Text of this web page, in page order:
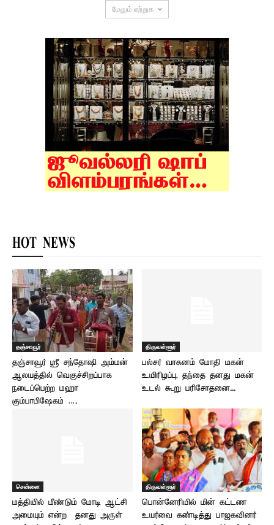
மேலும் ஏற்றுக
HOT NEWS
தஞ்சாவூர்
தஞ்சாவூர் ஸ்ரீ சந்தோஷி அம்மன்
ஆலயத்தில் வெகுச்சிறப்பாக
நடைப்பெற்ற மஹா
கும்பாபிஷேகம் ….
திருவள்ளூர்
பல்சர் வாகனம் மோதி மகன்
உயிரிழப்பு, தந்தை தனது மகன்
உடல் கூறு பரிசோதனை...
சென்னை
மத்தியில் மீண்டும் மோடி ஆட்சி
அமையும் என்ற தனது அருள்
திருவள்ளூர்
பொன்னேரியில் மின் கட்டண
உயர்வை கண்டித்து பாஜகவினர்